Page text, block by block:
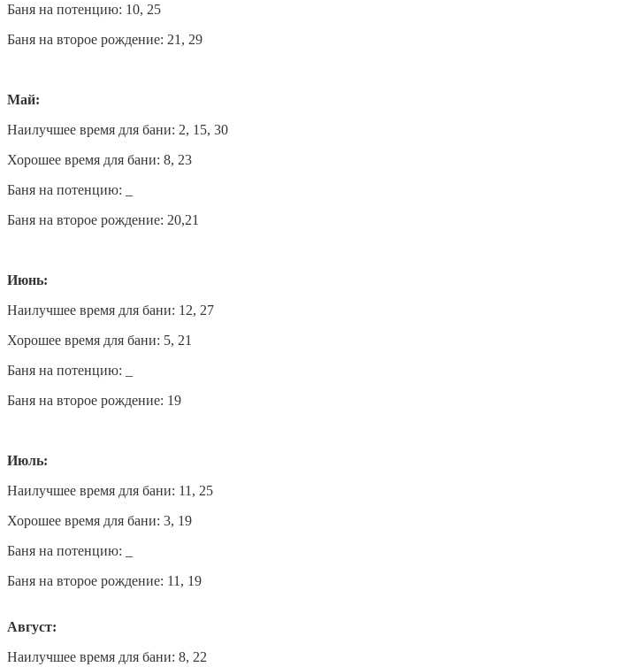
Баня на потенцию: 10, 25
Баня на второе рождение: 21, 29
Май:
Наилучшее время для бани: 2, 15, 30
Хорошее время для бани: 8, 23
Баня на потенцию: _
Баня на второе рождение: 20,21
Июнь:
Наилучшее время для бани: 12, 27
Хорошее время для бани: 5, 21
Баня на потенцию: _
Баня на второе рождение: 19
Июль:
Наилучшее время для бани: 11, 25
Хорошее время для бани: 3, 19
Баня на потенцию: _
Баня на второе рождение: 11, 19
Август:
Наилучшее время для бани: 8, 22